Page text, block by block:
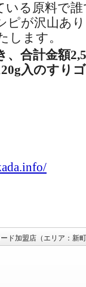
いる原料で
ピが沢山あ
します。
、合計金額
入のすり
ド加盟店（エリア：新